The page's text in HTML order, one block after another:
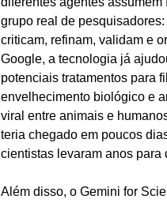
grupo real de
criticam, refinam, validam e
Google, a tecnologia já
potenciais tratamentos para
envelhecimento biológico e
viral entre animais e
teria chegado em poucos
cientistas levaram anos para